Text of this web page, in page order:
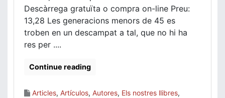
Descàrrega gratuïta o compra on-line Preu:
13,28 Les generacions menors de 45 es
troben en un descampat a tal, que no hi ha
res per ....
Continue reading
Articles, Artículos, Autores, Els nostres llibres,